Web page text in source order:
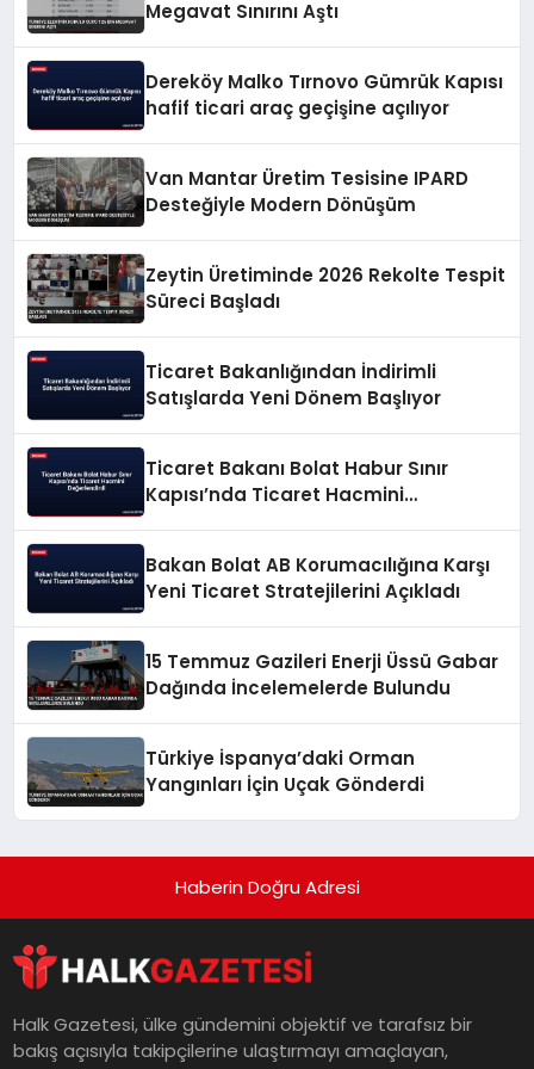
Megavat Sınırını Aştı
Dereköy Malko Tırnovo Gümrük Kapısı
hafif ticari araç geçişine açılıyor
Van Mantar Üretim Tesisine IPARD
Desteğiyle Modern Dönüşüm
Zeytin Üretiminde 2026 Rekolte Tespit
Süreci Başladı
Ticaret Bakanlığından İndirimli
Satışlarda Yeni Dönem Başlıyor
Ticaret Bakanı Bolat Habur Sınır
Kapısı’nda Ticaret Hacmini
Bakan Bolat AB Korumacılığına Karşı
Yeni Ticaret Stratejilerini Açıkladı
15 Temmuz Gazileri Enerji Üssü Gabar
Dağında İncelemelerde Bulundu
Türkiye İspanya’daki Orman
Yangınları İçin Uçak Gönderdi
Haberin Doğru Adresi
Halk Gazetesi, ülke gündemini objektif ve tarafsız bir
bakış açısıyla takipçilerine ulaştırmayı amaçlayan,